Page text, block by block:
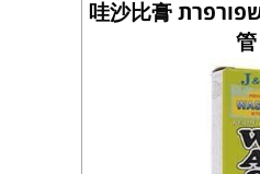
משחת וואסבי בשפורפרת 哇沙比膏
管